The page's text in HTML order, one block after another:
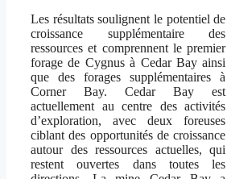
Les résultats soulignent le potentiel de
croissance supplémentaire des
ressources et comprennent le premier
forage de Cygnus à Cedar Bay ainsi
que des forages supplémentaires à
Corner Bay. Cedar Bay est
actuellement au centre des activités
d’exploration, avec deux foreuses
ciblant des opportunités de croissance
autour des ressources actuelles, qui
restent ouvertes dans toutes les